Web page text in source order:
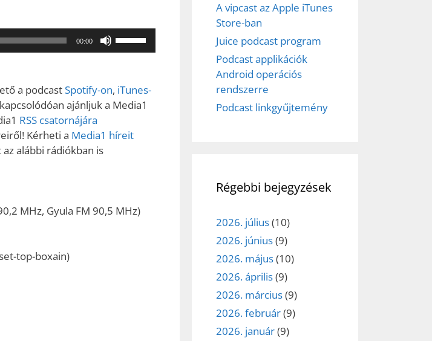
00:00
A
hangerő
csökkentéséhez
a
billentyűket
a podcastSpotify-on, iTunes-
ajánljuk a Media1
RSS csatornájára
Kérheti a Media1 híreit
alábbi rádiókban is
MHz, Gyula FM 90,5 MHz)
top-boxain)
A vipcast az Apple iTunes
Store-ban
Juice podcast program
Podcast applikációk
Android operációs
rendszerre
Podcast linkgyűjtemény
Régebbi bejegyzések
2026. július(10)
2026. június(9)
2026. május(10)
2026. április(9)
2026. március(9)
2026. február(9)
2026. január(9)